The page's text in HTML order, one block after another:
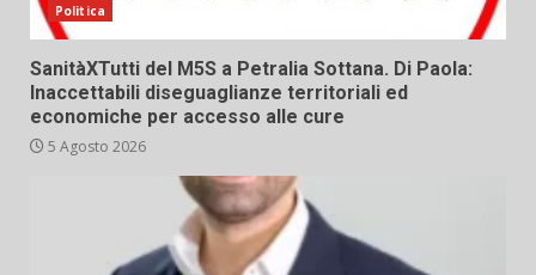
Politica
SanitàXTutti del M5S a Petralia Sottana. Di Paola:
Inaccettabili diseguaglianze territoriali ed
economiche per accesso alle cure
5 Agosto 2026